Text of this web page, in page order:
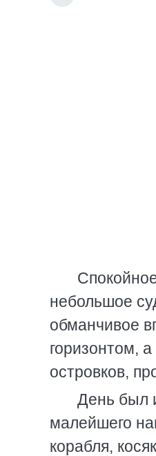
небольшое
обманчивое
горизонтом,
островков,
День был
малейшего
корабля,